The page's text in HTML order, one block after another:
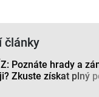
články
Poznáte hrady a
Zkuste získat plný